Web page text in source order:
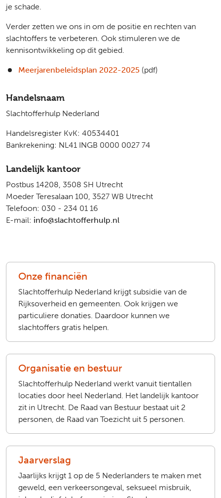
je schade.
Verder zetten we ons in om de positie en rechten van
slachtoffers te verbeteren. Ook stimuleren we de
kennisontwikkeling op dit gebied.
Meerjarenbeleidsplan 2022-2025 (pdf)
Handelsnaam
Slachtofferhulp Nederland
Handelsregister KvK: 40534401
Bankrekening: NL41 INGB 0000 0027 74
Landelijk kantoor
Postbus 14208, 3508 SH Utrecht
Moeder Teresalaan 100, 3527 WB Utrecht
Telefoon: 030 - 234 01 16
E-mail: info@slachtofferhulp.nl
Onze financiën
Slachtofferhulp Nederland krijgt subsidie van de
Rijksoverheid en gemeenten. Ook krijgen we
particuliere donaties. Daardoor kunnen we
slachtoffers gratis helpen.
Organisatie en bestuur
Slachtofferhulp Nederland werkt vanuit tientallen
locaties door heel Nederland. Het landelijk kantoor
zit in Utrecht. De Raad van Bestuur bestaat uit 2
personen, de Raad van Toezicht uit 5 personen.
Jaarverslag
Jaarlijks krijgt 1 op de 5 Nederlanders te maken met
geweld, een verkeersongeval, seksueel misbruik,